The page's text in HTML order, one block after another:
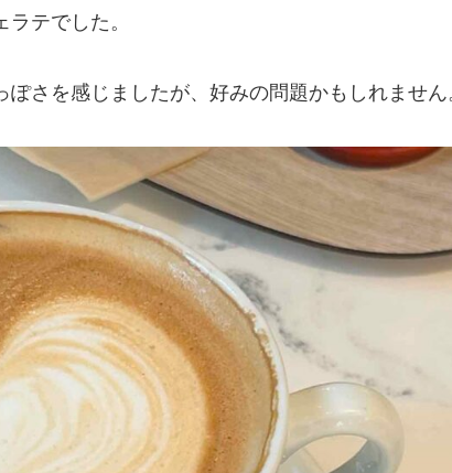
テでした。
さを感じましたが、好みの問題かもしれません